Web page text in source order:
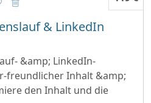
& LinkedIn
&amp; LinkedIn-
freundlicher Inhalt &amp;
den Inhalt und die